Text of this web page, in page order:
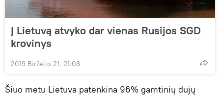
Į Lietuvą atvyko dar vienas Rusijos SGD
krovinys
2019 Birželio 21, 21:08
Šiuo metu Lietuva patenkina 96% gamtinių dujų